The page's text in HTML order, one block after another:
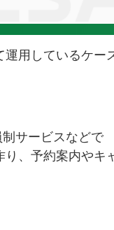
運用しているケー
サービスなどで
り、予約案内やキ